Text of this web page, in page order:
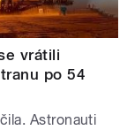
vrátili
po 54
Astronauti